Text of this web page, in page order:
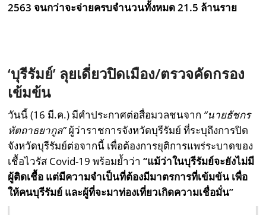
2563 จนกว่าจะจ่ายครบจำนวนทั้งหมด 21.5 ล้านราย
‘บุรีรัมย์’ ลุยเดี่ยวปิดเมือง/ตรวจคัดกรอง
เข้มข้น
วันนี้ (16 มี.ค.) มีคำประกาศต่อสื่อมวลชนจาก “นายธัชกร
หัตถาธยากูล”ผู้ว่าราชการจังหวัดบุรีรัมย์ ที่ระบุถึงการปิด
จังหวัดบุรีรัมย์ต่อจากนี้ เพื่อต้องการยุติการแพร่ระบาดของ
เชื้อไวรัส Covid-19 พร้อมย้ำว่า“แม้ว่าในบุรีรัมย์จะยังไม่มี
ผู้ติดเชื้อ แต่มีความจำเป็นที่ต้องมีมาตรการที่เข้มข้น เพื่อ
ให้คนบุรีรัมย์ และผู้ที่จะมาท่องเที่ยวเกิดความเชื่อมั่น”